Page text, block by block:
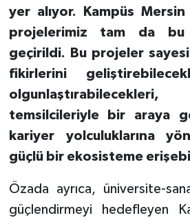
yer alıyor. Kampüs
projelerimiz tam da bu
geçirildi. Bu projeler
fikirlerini
olgunlaştırabilecekleri,
temsilcileriyle bir araya
kariyer yolculuklarına
güçlü bir ekosisteme
Özada ayrıca, üniversite-
güçlendirmeyi hedefleyen